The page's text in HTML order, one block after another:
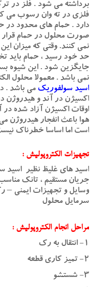
برداشته می شود . فلز در
فلزی در ته وان رسوب می
دارد . حمام های محدود در
صورت محلول در حمام
نمی کنند. وقتی که میزان
حد خود رسید ، حمام باید
جایگزین شود . این شیوه
نمی باشد . معمولا محلول
اسید سولفوریک می باشد .
اکسیژن در آند و هیدروژن
اوقات اکسیژن آزاد شده در
هوا باعث انفجار هیدروژن
است اما اساسا خطرناک
تجهیزات الکتروپولیش :
اسید های غلیظ نظیر اسید
جریان مستقیم ، تانک مناسب
وسایل و تجهیزات ایمنی –
سرمایل محلول
مراحل انجام الکتروپولیش :
۱- انتقال به رک
۲- تمیز کاری قطعه
۳- شستشو